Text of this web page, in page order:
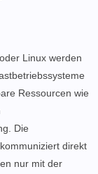
Linux werden
Ressourcen wie
Die
direkt
nur mit der